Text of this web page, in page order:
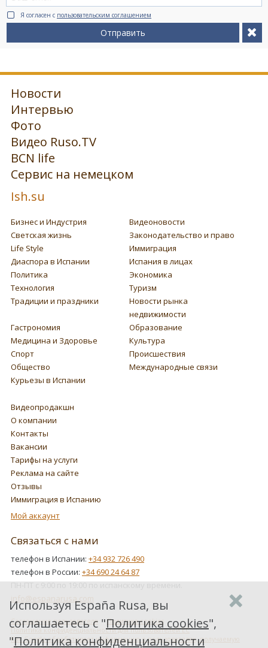
Я согласен с пользовательским соглашением
Отправить
Новости
Интервью
Фото
Видео Ruso.TV
BCN life
Сервис на немецком
Ish.su
Бизнес и Индустрия
Видеоновости
Светская жизнь
Законодательство и право
Life Style
Иммиграция
Диаспора в Испании
Испания в лицах
Политика
Экономика
Технология
Туризм
Традиции и праздники
Новости рынка
недвижимости
Гастрономия
Образование
Медицина и Здоровье
Культура
Спорт
Происшествия
Общество
Международные связи
Курьезы в Испании
Видеопродакшн
О компании
Контакты
Вакансии
Тарифы на услуги
Реклама на сайте
Отзывы
Иммиграция в Испанию
Мой аккаунт
Связаться с нами
телефон в Испании: +34 932 726 490
телефон в России: +34 690 24 64 87
ПН-ПТ с 9:00 по 19:00 по испанскому времени.
info@espanarusa.com
Соглашение пользователя
Политика cookies
Политика конфиденциальности для пользователей ЕС
Как Google обрабатывает информацию о пользователях, получаемую
Используя España Rusa, вы
соглашаетесь с "Политика cookies",
"Политика конфиденциальности